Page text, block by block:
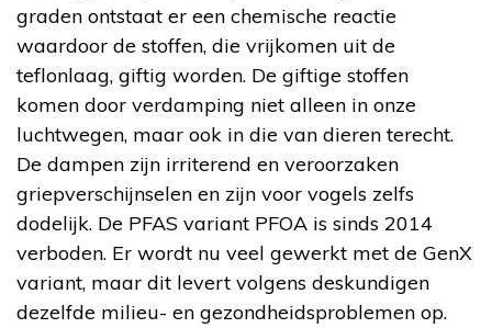
graden ontstaat er een chemische reactie
waardoor de stoffen, die vrijkomen uit de
teflonlaag, giftig worden. De giftige stoffen
komen door verdamping niet alleen in onze
luchtwegen, maar ook in die van dieren terecht.
De dampen zijn irriterend en veroorzaken
griepverschijnselen en zijn voor vogels zelfs
dodelijk. De PFAS variant PFOA is sinds 2014
verboden. Er wordt nu veel gewerkt met de GenX
variant, maar dit levert volgens deskundigen
dezelfde milieu- en gezondheidsproblemen op.